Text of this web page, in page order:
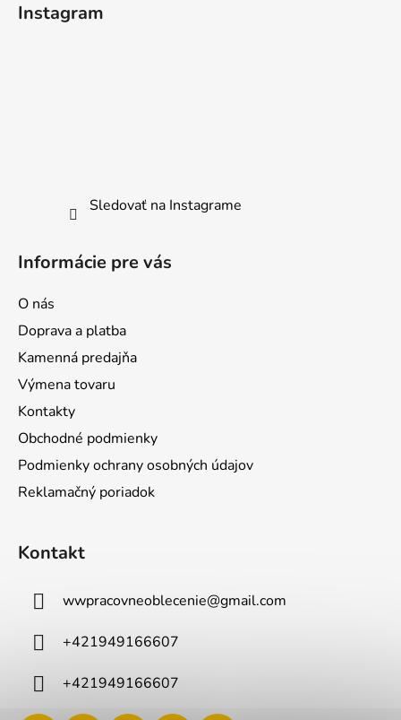
Instagram
Sledovať na Instagrame
Informácie pre vás
O nás
Doprava a platba
Kamenná predajňa
Výmena tovaru
Kontakty
Obchodné podmienky
Podmienky ochrany osobných údajov
Reklamačný poriadok
Kontakt
wwpracovneoblecenie@gmail.com
+421949166607
+421949166607